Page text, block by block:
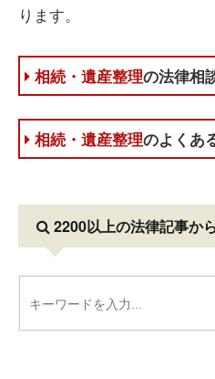
ります。
相続・遺産整理の法律相
相続・遺産整理のよくあ
2200以上の法律記事か